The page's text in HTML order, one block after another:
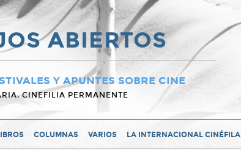
ABIERTOS
Y APUNTES SOBRE CINE
CINEFILIA PERMANENTE
COLUMNAS VARIOS LA INTERNACIONAL CINÉFILA